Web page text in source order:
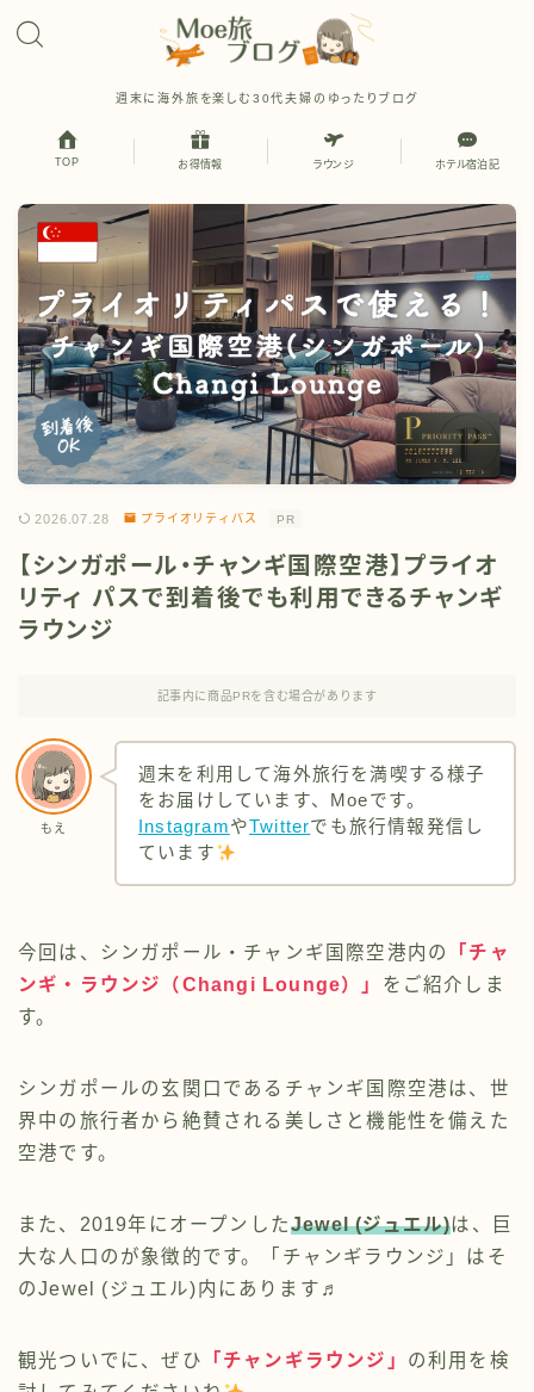
週末に海外旅を楽しむ30代夫婦のゆったりブログ
TOP お得情報 ラウンジ ホテル宿泊記
2026.07.28 プライオリティパス PR
【シンガポール・チャンギ国際空港】プライオ
リティ パスで到着後でも利用できるチャンギ
ラウンジ
記事内に商品PRを含む場合があります
もえ
週末を利用して海外旅行を満喫する様子
をお届けしています、Moeです。
InstagramやTwitterでも旅行情報発信し
ています
今回は、シンガポール・チャンギ国際空港内の
「チャ
ンギ・ラウンジ（Changi Lounge）」 をご紹介しま
す。
シンガポールの玄関口であるチャンギ国際空港は、世
界中の旅行者から絶賛される美しさと機能性を備えた
空港です。
また、2019年にオープンしたJewel (ジュエル)は、巨
大な人口のが象徴的です。「チャンギラウンジ」はそ
のJewel (ジュエル)内にあります♬
観光ついでに、ぜひ 「チャンギラウンジ」 の利用を検